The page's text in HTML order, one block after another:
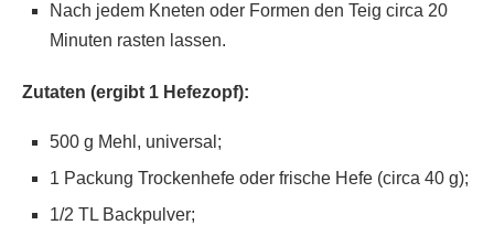
Nach jedem Kneten oder Formen den Teig circa 20
Minuten rasten lassen.
Zutaten (ergibt 1 Hefezopf):
500 g Mehl, universal;
1 Packung Trockenhefe oder frische Hefe (circa 40 g);
1/2 TL Backpulver;